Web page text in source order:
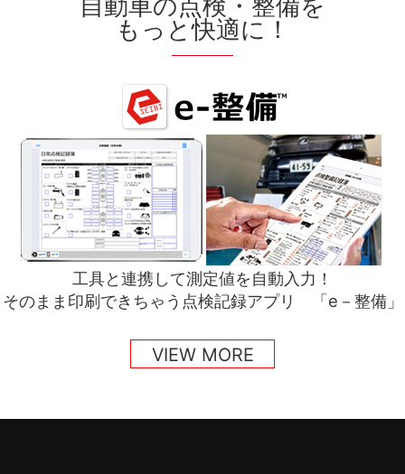
自動車の点検・整備を
もっと快適に！
工具と連携して測定値を自動入力！
そのまま印刷できちゃう点検記録アプリ 「e－整備」
VIEW MORE